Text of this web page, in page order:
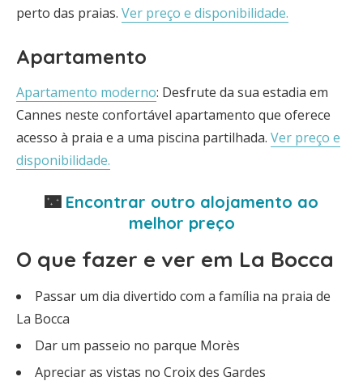
perto das praias. Ver preço e disponibilidade.
Apartamento
Apartamento moderno: Desfrute da sua estadia em
Cannes neste confortável apartamento que oferece
acesso à praia e a uma piscina partilhada. Ver preço e
disponibilidade.
🌃 Encontrar outro alojamento ao
melhor preço
O que fazer e ver em La Bocca
Passar um dia divertido com a família na praia de
La Bocca
Dar um passeio no parque Morès
Apreciar as vistas no Croix des Gardes